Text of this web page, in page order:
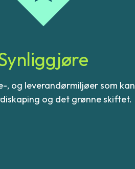
, og leverandørmiljøer som kan
og det grønne skiftet.